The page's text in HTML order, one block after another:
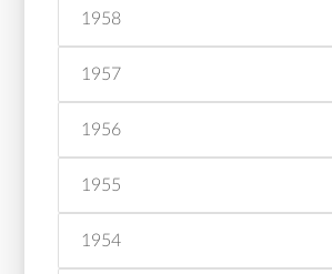
1958
1957
1956
1955
1954